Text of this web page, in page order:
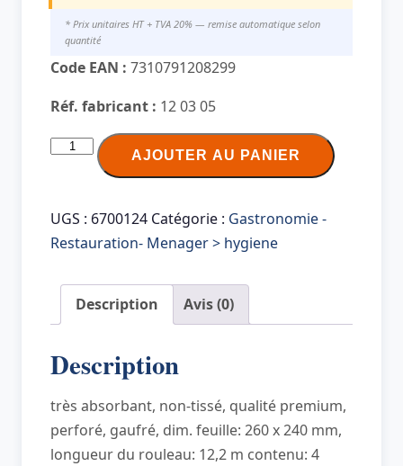
* Prix unitaires HT + TVA 20% — remise automatique selon
quantité
Code EAN : 7310791208299
Réf. fabricant : 12 03 05
quantité
Rouleau
de
essuie-
tout,
couches,
AJOUTER AU PANIER
UGS : 6700124 Catégorie : Gastronomie -
Restauration- Menager > hygiene
Description Avis (0)
Description
très absorbant, non-tissé, qualité premium,
perforé, gaufré, dim. feuille: 260 x 240 mm,
longueur du rouleau: 12,2 m contenu: 4